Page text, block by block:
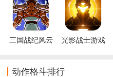
三国战纪风云
光影战士游戏
动作格斗排行